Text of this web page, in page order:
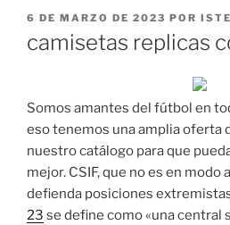
PUBLICADO
6 DE MARZO DE 2023 POR
camisetas replicas
Somos amantes del fútbol en
eso tenemos una amplia oferta
nuestro catálogo para que
mejor. CSIF, que no es en
defienda posiciones
23 se define como «una central